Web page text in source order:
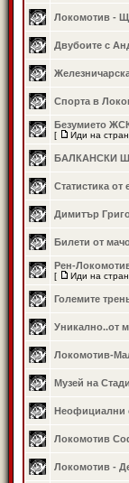
Локомотив -
Двубоите с
Спорта в
Безумието
[ Иди на
БАЛКАНСКИ
Статистика от
Димитър
Билети от
Рен-
[ Иди на
Големите
Уникално..от
Локомотив-
Музей на
Неофициални
Локомотив
Локомотив -